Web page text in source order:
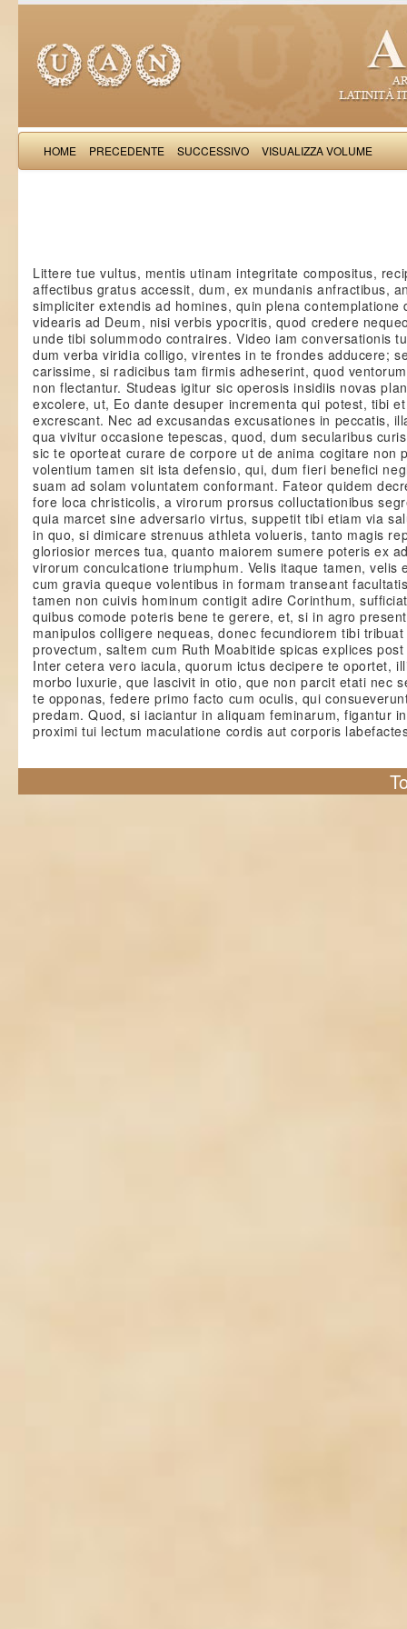
HOME PRECEDENTE SUCCESSIVO VISUALIZZA VOLUME
Littere tue vultus, mentis utinam integritate compositus,
affectibus gratus accessit, dum, ex mundanis anfractibus,
simpliciter extendis ad homines, quin plena contemplatione
videaris ad Deum, nisi verbis ypocritis, quod credere
unde tibi solummodo contraires. Video iam conversationis
dum verba viridia colligo, virentes in te frondes adducere;
carissime, si radicibus tam firmis adheserint, quod
non flectantur. Studeas igitur sic operosis insidiis novas
excolere, ut, Eo dante desuper incrementa qui potest, tibi
excrescant. Nec ad excusandas excusationes in peccatis,
qua vivitur occasione tepescas, quod, dum secularibus
sic te oporteat curare de corpore ut de anima cogitare non
volentium tamen sit ista defensio, qui, dum fieri benefici
suam ad solam voluntatem conformant. Fateor quidem
fore loca christicolis, a virorum prorsus colluctationibus
quia marcet sine adversario virtus, suppetit tibi etiam via
in quo, si dimicare strenuus athleta volueris, tanto magis
gloriosior merces tua, quanto maiorem sumere poteris ex
virorum conculcatione triumphum. Velis itaque tamen, velis
cum gravia queque volentibus in formam transeant
tamen non cuivis hominum contigit adire Corinthum,
quibus comode poteris bene te gerere, et, si in agro
manipulos colligere nequeas, donec fecundiorem tibi
provectum, saltem cum Ruth Moabitide spicas explices
Inter cetera vero iacula, quorum ictus decipere te oportet,
morbo luxurie, que lascivit in otio, que non parcit etati nec
te opponas, federe primo facto cum oculis, qui
predam. Quod, si iaciantur in aliquam feminarum, figantur
proximi tui lectum maculatione cordis aut corporis